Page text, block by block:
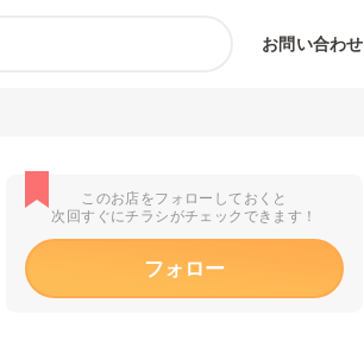
お問い合わせ
このお店をフォローしておくと
次回すぐにチラシがチェックできます！
フォロー